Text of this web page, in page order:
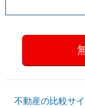
不動産の比較サ